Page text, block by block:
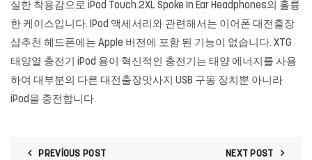
실한 착용감으로 iPod Touch.2XL Spoke In Ear Headphones의 훌륭
한 케이스입니다. IPod 액세서리와 관련해서는 이어폰 대전출장
샵추천 헤드폰에는 Apple 버전에 포함 된 기능이 없습니다. XTG
태양열 충전기 iPod 용이 혁신적인 충전기는 태양 에너지를 사용
하여 대부분의 다른 대전출장맛사지 USB 구동 장치뿐 아니라
iPod을 충전합니다.
PREVIOUS POST NEXT POST